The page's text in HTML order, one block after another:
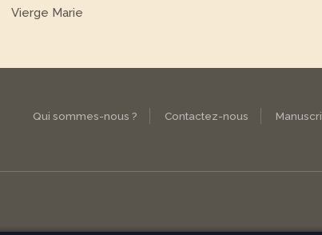
Vierge Marie
Qui sommes-nous ? Contactez-nous